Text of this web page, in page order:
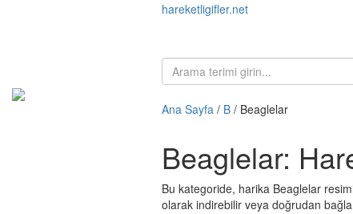
hareketligifler.net
Ana Sayfa / B / Beaglelar
Beaglelar:
Bu kategoride, harika Beaglelar
olarak indirebilir veya doğrudan